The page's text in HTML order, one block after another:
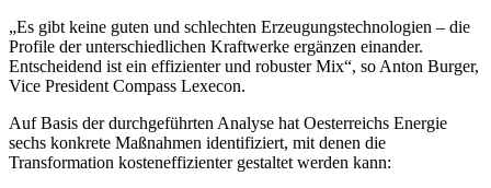
„Es gibt keine guten und schlechten Erzeugungstechnologien – die
Profile der unterschiedlichen Kraftwerke ergänzen einander.
Entscheidend ist ein effizienter und robuster Mix“, so Anton Burger,
Vice President Compass Lexecon.
Auf Basis der durchgeführten Analyse hat Oesterreichs Energie
sechs konkrete Maßnahmen identifiziert, mit denen die
Transformation kosteneffizienter gestaltet werden kann: